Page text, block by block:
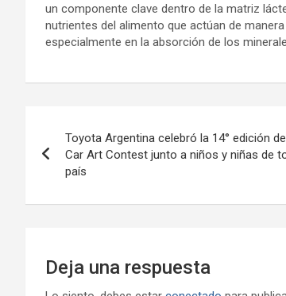
un componente clave dentro de la matriz
nutrientes del alimento que actúan de
especialmente en la absorción de los
de
entradas
Toyota Argentina celebró la 14° edición
Car Art Contest junto a niños y niñas de
país
Deja una respuesta